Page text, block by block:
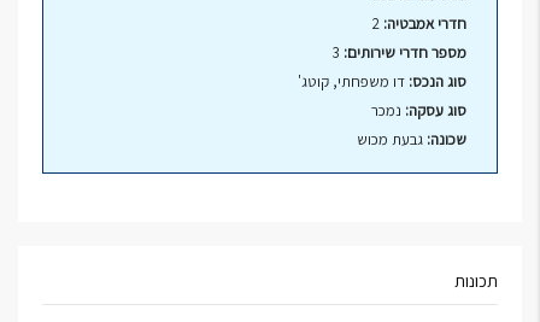
חדרי אמבטיה:
מספר חדרי שירותים:
סוג הנכס: דו משפחתי, קוטג'
סוג עסקה: נמכר
שכונה: גבעת מכוש
תכונות